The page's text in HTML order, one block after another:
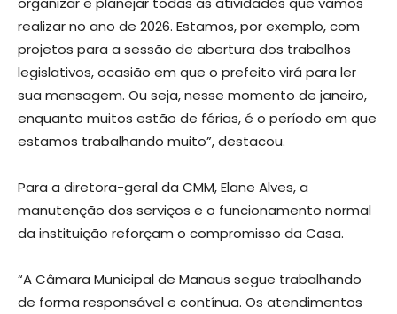
realizar no ano de 2026. Estamos, por exemplo, com
projetos para a sessão de abertura dos trabalhos
legislativos, ocasião em que o prefeito virá para ler
sua mensagem. Ou seja, nesse momento de janeiro,
enquanto muitos estão de férias, é o período em que
estamos trabalhando muito”, destacou.
Para a diretora-geral da CMM, Elane Alves, a
manutenção dos serviços e o funcionamento normal
da instituição reforçam o compromisso da Casa.
“A Câmara Municipal de Manaus segue trabalhando
de forma responsável e contínua. Os atendimentos